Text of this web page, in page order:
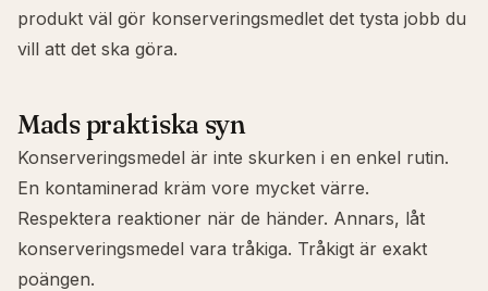
produkt väl gör konserveringsmedlet det tysta jobb du
vill att det ska göra.
Mads praktiska syn
Konserveringsmedel är inte skurken i en enkel rutin.
En kontaminerad kräm vore mycket värre.
Respektera reaktioner när de händer. Annars, låt
konserveringsmedel vara tråkiga. Tråkigt är exakt
poängen.